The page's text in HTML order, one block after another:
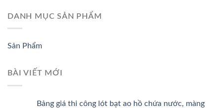
DANH MỤC SẢN PHẨM
Sản Phẩm
BÀI VIẾT MỚI
Bảng giá thi công lót bạt ao hồ chứa nước, màng